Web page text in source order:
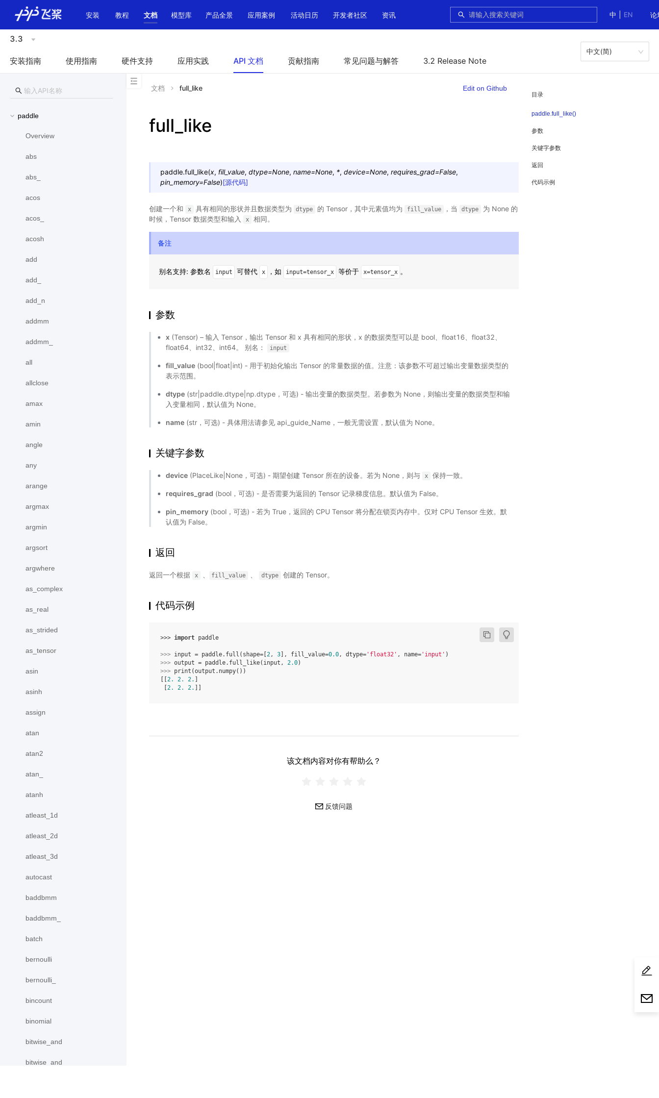
中
EN 论
安装 教程 文档 模型库 产品全景 应用案例 活动日历 开发者社区 资讯
3.3
安装指南 使用指南 硬件支持 应用实践 API 文档 贡献指南 常见问题与解答 3.2 Release Note
中文(简)
paddle
Overview
abs
abs_
acos
acos_
acosh
add
add_
add_n
addmm
addmm_
all
allclose
amax
amin
angle
any
arange
argmax
argmin
argsort
argwhere
as_complex
as_real
as_strided
as_tensor
asin
asinh
assign
atan
atan2
atan_
atanh
atleast_1d
atleast_2d
atleast_3d
autocast
baddbmm
baddbmm_
batch
bernoulli
bernoulli_
bincount
binomial
bitwise_and
bitwise_and_
目录
paddle.full_like()
参数
关键字参数
返回
代码示例
文档 full_like Edit on Github
full_like
paddle.full_like(x, fill_value, dtype=None, name=None, *, device=None, requires_grad=False,
pin_memory=False)[源代码]
创建一个和 x 具有相同的形状并且数据类型为 dtype 的 Tensor，其中元素值均为 fill_value ，当 dtype
为 None 的
时候，Tensor 数据类型和输入
x 相同。
备注
别名支持: 参数名 input 可替代 x ，如 input=tensor_x 等价于 x=tensor_x 。
参数
x (Tensor) – 输入 Tensor，输出 Tensor 和 x 具有相同的形状，x 的数据类型可以是 bool、float16、float32、
float64、int32、int64。 别名：
input
fill_value (bool|float|int) - 用于初始化输出 Tensor 的常量数据的值。注意：该参数不可超过输出变量数据类型的
表示范围。
dtype (str|paddle.dtype|np.dtype，可选) - 输出变量的数据类型。若参数为 None，则输出变量的数据类型和输
入变量相同，默认值为 None。
name (str，可选) - 具体用法请参见api_guide_Name ，一般无需设置，默认值为 None。
关键字参数
device (PlaceLike|None，可选) - 期望创建 Tensor 所在的设备。若为 None，则与 x 保持一致。
requires_grad (bool，可选) - 是否需要为返回的 Tensor 记录梯度信息。默认值为 False。
pin_memory (bool，可选) - 若为 True，返回的 CPU Tensor 将分配在锁页内存中。仅对 CPU Tensor 生效。默
认值为 False。
返回
返回一个根据 x fill_value dtype 创建的 Tensor。
代码示例
>>> import paddle
>>> input = paddle. full ( shape= 2, 3 ], fill_value=0.0, dtype= 'float32' , name= 'input' )
>>> output = paddle. full_like( input , 2.0)
>>> print (output . numpy())
2. 2. 2.
2. 2. 2.
该文档内容对你有帮助么？
反馈问题